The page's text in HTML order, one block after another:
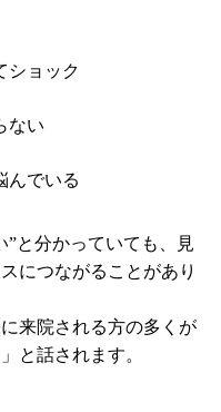
ショック
ない
んでいる
”と分かっていても、見
につながることがあり
来院される方の多くが
と話されます。